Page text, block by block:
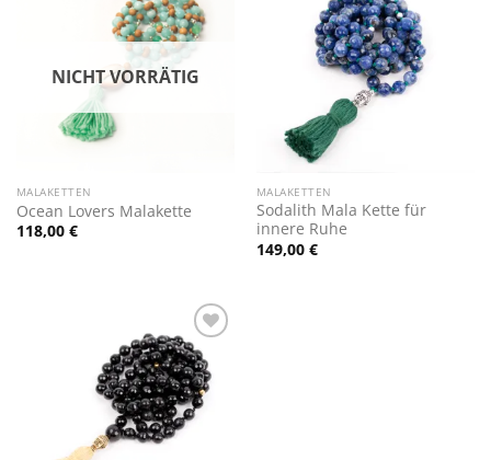
Zur
Wunschliste
hinzufügen
NICHT VORRÄTIG
MALAKETTEN
Ocean Lovers Malakette
118,00 €
Zur
Wunschliste
hinzufügen
MALAKETTEN
Sodalith Mala Kette für
innere Ruhe
149,00 €
Zur
Wunschliste
hinzufügen